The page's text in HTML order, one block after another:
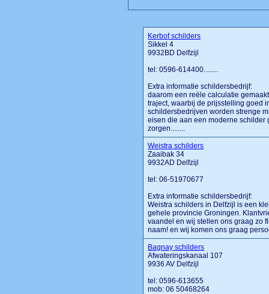
Kerbof schilders
Sikkel 4
9932BD Delfzijl
tel: 0596-614400........
Extra informatie schildersbedrijf:
daarom een reële calculatie
traject, waarbij de prijsstelling goed
schildersbedrijven worden strenge
eisen die aan een moderne schilder
zorgen........
Weistra schilders
Zaaibak 34
9932AD Delfzijl
tel: 06-51970677
Extra informatie schildersbedrijf:
Weistra schilders in Delfzijl is een
gehele provincie Groningen.
vaandel en wij stellen ons graag zo
naam! en wij komen ons graag
Bagnay schilders
Afwateringskanaal 107
9936 AV Delfzijl
tel: 0596-613655
mob: 06 50468264